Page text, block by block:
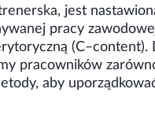
jest
pracy
(C–content).
pracowników
aby